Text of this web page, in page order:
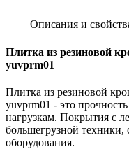
Описания и
Плитка из резиновой
yuvprm01
Плитка из резиновой
yuvprm01 - это
нагрузкам. Покрытия с
большегрузной техники,
оборудования.